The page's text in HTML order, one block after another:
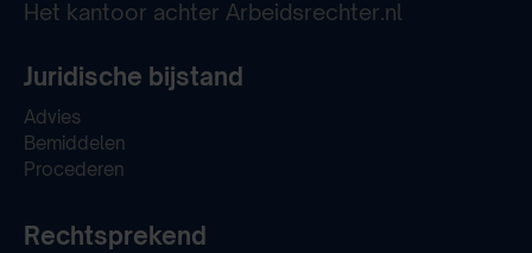
Het kantoor achter Arbeidsrechter.nl
Juridische bijstand
Advies
Bemiddelen
Procederen
Rechtsprekend